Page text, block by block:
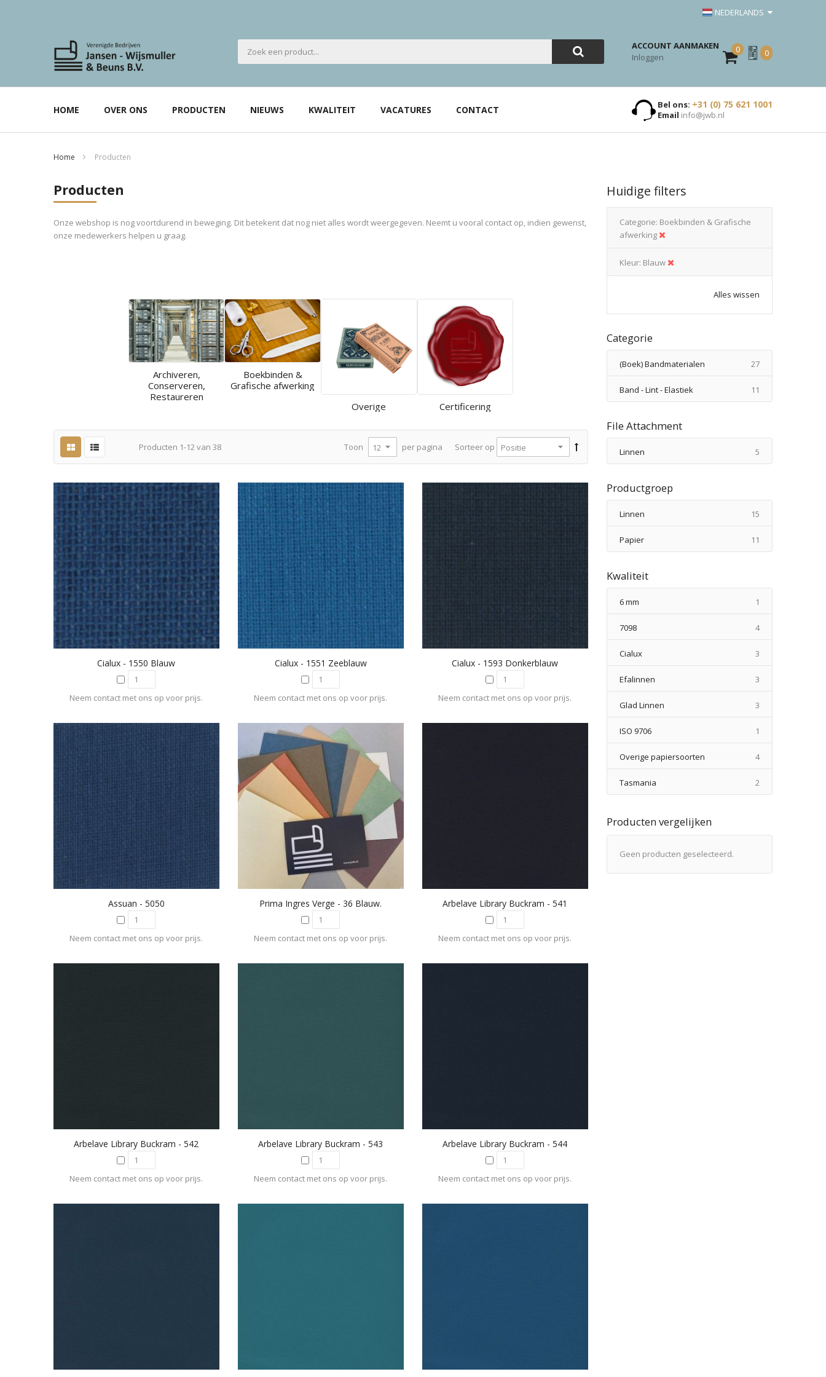
NEDERLANDS
ACCOUNT AANMAKEN
Inloggen
0
Mijn
Offerte
0
HOME OVER ONS PRODUCTEN NIEUWS KWALITEIT VACATURES CONTACT Bel ons: +31 (0) 75 621 1001
Email info@jwb.nl
Home Producten
Producten
Onze webshop is nog voortdurend in beweging. Dit betekent dat nog niet alles wordt weergegeven. Neemt u vooral contact op, indien gewenst,
onze medewerkers helpen u graag.
Archiveren,
Conserveren,
Restaureren
Boekbinden &
Grafische afwerking
Overige
Certificering
Producten 1-12van 38 Sorteer op
Toon per pagina
Cialux - 1550 Blauw
Neem contact met ons op voor prijs.
Cialux - 1551 Zeeblauw
Neem contact met ons op voor prijs.
Cialux - 1593 Donkerblauw
Neem contact met ons op voor prijs.
Assuan - 5050
Neem contact met ons op voor prijs.
Prima Ingres Verge - 36 Blauw.
Neem contact met ons op voor prijs.
Arbelave Library Buckram - 541
Neem contact met ons op voor prijs.
Arbelave Library Buckram - 542
Neem contact met ons op voor prijs.
Arbelave Library Buckram - 543
Neem contact met ons op voor prijs.
Arbelave Library Buckram - 544
Neem contact met ons op voor prijs.
Huidige filters
Categorie Boekbinden & Grafische
afwerking
Kleur Blauw
Alles wissen
Categorie
(Boek) Bandmaterialen 27producten
Band - Lint - Elastiek 11
File Attachment
Linnen 5
Productgroep
Linnen 15
Papier 11
Kwaliteit
6 mm 1
7098 4producten
Cialux 3
Efalinnen 3
Glad Linnen 3
ISO 9706 1
Overige papiersoorten 4producten
Tasmania 2
Producten vergelijken
Geen producten geselecteerd.